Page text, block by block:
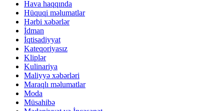
Hava haqqında
Hüquqi məlumatlar
Hərbi xəbərlər
İdman
İqtisadiyyat
Kateqoriyasız
Kliplər
Kulinariya
Maliyyə xəbərləri
Maraqlı məlumatlar
Moda
Müsahibə